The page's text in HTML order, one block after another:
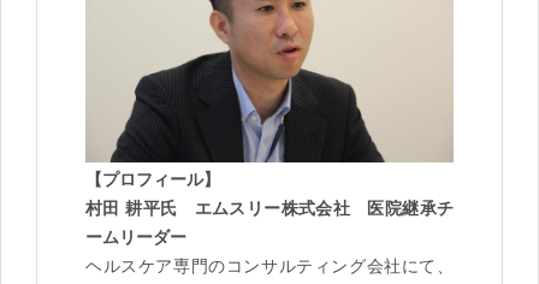
【プロフィール】
村田 耕平氏 エムスリー株式会社 医院継承チ
ームリーダー
ヘルスケア専門のコンサルティング会社にて、